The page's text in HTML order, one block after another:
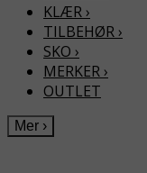
KLÆR›
TILBEHØR›
SKO ›
MERKER›
OUTLET
Mer ›